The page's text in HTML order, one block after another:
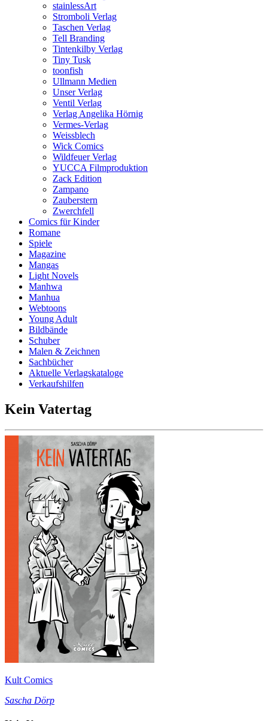
stainlessArt
Stromboli Verlag
Taschen Verlag
Tell Branding
Tintenkilby Verlag
Tiny Tusk
toonfish
Ullmann Medien
Unser Verlag
Ventil Verlag
Verlag Angelika Hörnig
Vermes-Verlag
Weissblech
Wick Comics
Wildfeuer Verlag
YUCCA Filmproduktion
Zack Edition
Zampano
Zauberstern
Zwerchfell
Comics für Kinder
Romane
Spiele
Magazine
Mangas
Light Novels
Manhwa
Manhua
Webtoons
Young Adult
Bildbände
Schuber
Malen & Zeichnen
Sachbücher
Aktuelle Verlagskataloge
Verkaufshilfen
Kein Vatertag
Kult Comics
Sascha Dörp